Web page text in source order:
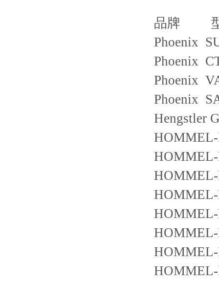
品牌
Phoenix
Phoenix
Phoenix
Phoenix
Hengstler